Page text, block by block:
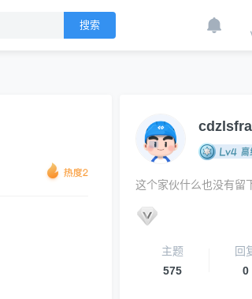
cdzlsfra
这个家伙什么也没有留
主题
575
回
0